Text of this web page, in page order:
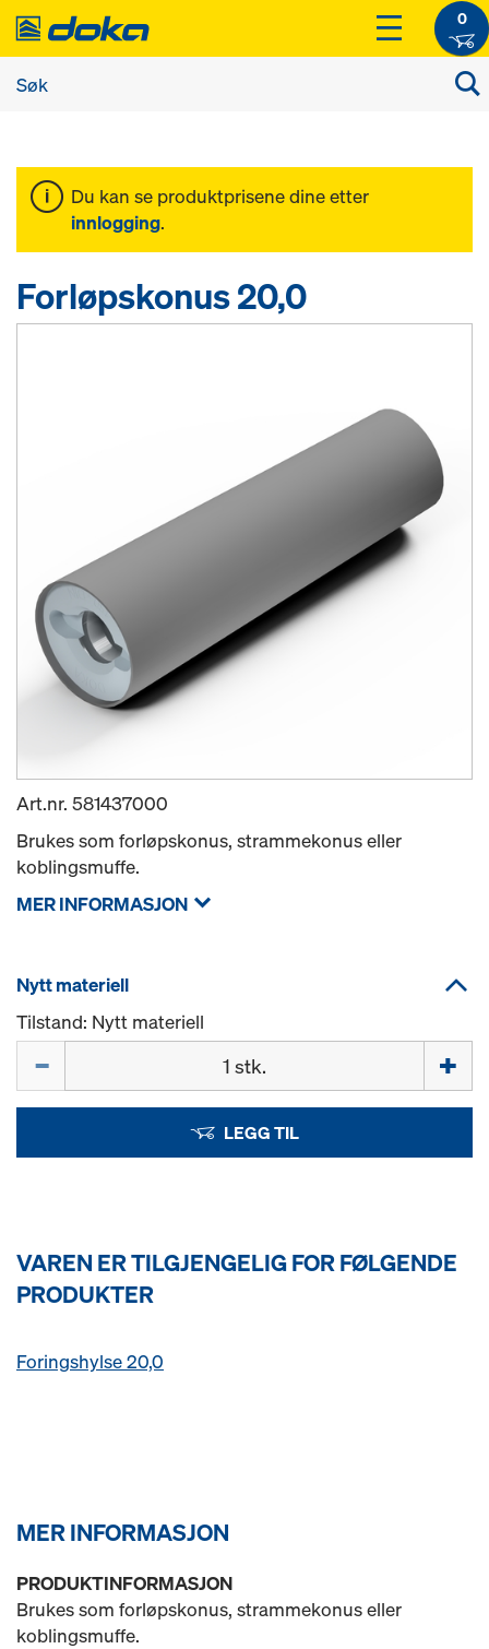
0
Du kan se produktprisene dine etter
innlogging.
Forløpskonus 20,0
Art.nr. 581437000
Brukes som forløpskonus, strammekonus eller
koblingsmuffe.
MER INFORMASJON
Nytt materiell
Tilstand: Nytt materiell
LEGG TIL
VAREN ER TILGJENGELIG FOR FØLGENDE
PRODUKTER
Foringshylse 20,0
MER INFORMASJON
PRODUKTINFORMASJON
Brukes som forløpskonus, strammekonus eller
koblingsmuffe.